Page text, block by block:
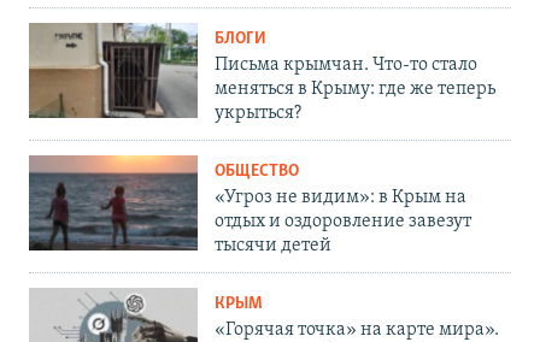
БЛОГИ
Письма крымчан. Что-то стало
меняться в Крыму: где же теперь
укрыться?
ОБЩЕСТВО
«Угроз не видим»: в Крым на
отдых и оздоровление завезут
тысячи детей
КРЫМ
«Горячая точка» на карте мира».